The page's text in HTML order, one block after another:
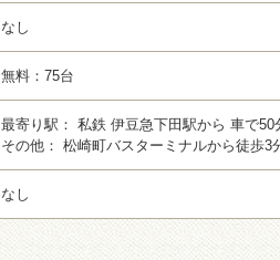
なし
無料：75台
最寄り駅： 私鉄 伊豆急下田駅から 車で50
その他： 松崎町バスターミナルから徒歩3
なし